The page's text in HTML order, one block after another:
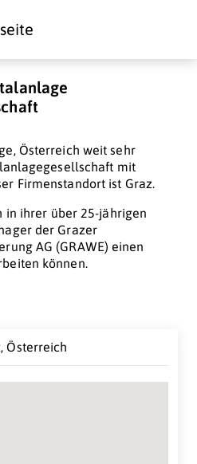
Österreich weit sehr
mit
Firmenstandort ist Graz.
in ihrer über 25-jährigen
der Grazer
AG (GRAWE) einen
können.
Österreich